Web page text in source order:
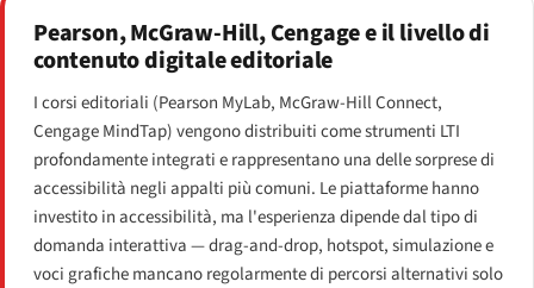
Pearson, McGraw-Hill, Cengage e il livello di
contenuto digitale editoriale
I corsi editoriali (Pearson MyLab, McGraw-Hill Connect,
Cengage MindTap) vengono distribuiti come strumenti LTI
profondamente integrati e rappresentano una delle sorprese di
accessibilità negli appalti più comuni. Le piattaforme hanno
investito in accessibilità, ma l'esperienza dipende dal tipo di
domanda interattiva — drag-and-drop, hotspot, simulazione e
voci grafiche mancano regolarmente di percorsi alternativi solo